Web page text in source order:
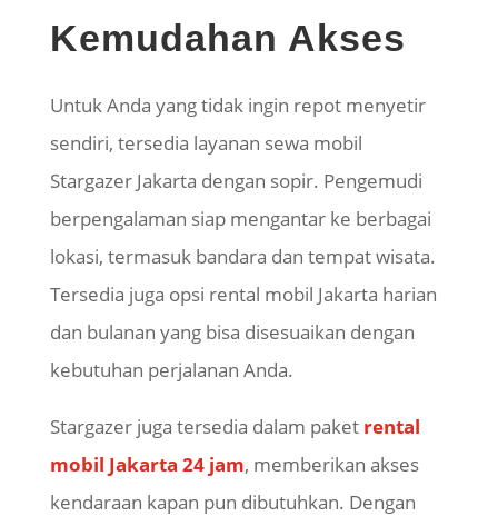
Kemudahan Akses
Untuk Anda yang tidak ingin repot menyetir
sendiri, tersedia layanan sewa mobil
StargazerJakarta dengan sopir. Pengemudi
berpengalaman siap mengantar ke berbagai
lokasi, termasuk bandara dan tempat wisata.
Tersedia juga opsi rental mobil Jakarta harian
dan bulanan yang bisa disesuaikan dengan
kebutuhan perjalanan Anda.
Stargazerjuga tersedia dalam paketrental
mobil Jakarta 24 jam, memberikan akses
kendaraan kapan pun dibutuhkan. Dengan